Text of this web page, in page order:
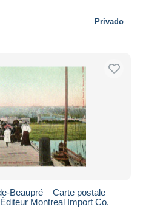
Privado
Beaupré – Carte postale
Montreal Import Co.